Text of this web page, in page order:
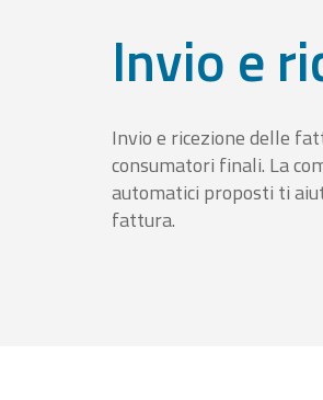
Invio e
Invio e ricezione delle
consumatori finali. La
automatici proposti ti
fattura.